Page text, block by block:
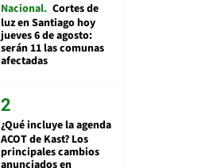
Nacional Cortes de
luz en Santiago hoy
jueves 6 de agosto:
serán 11 las comunas
afectadas
¿Qué incluye la agenda
ACOT de Kast? Los
principales cambios